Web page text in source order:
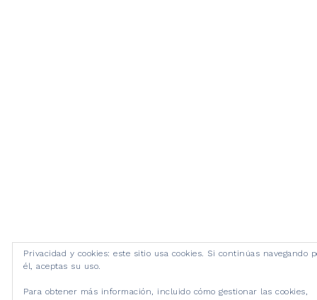
Privacidad y cookies: este sitio usa cookies. Si continúas navegando
él, aceptas su uso.
Para obtener más información, incluido cómo gestionar las cookies,